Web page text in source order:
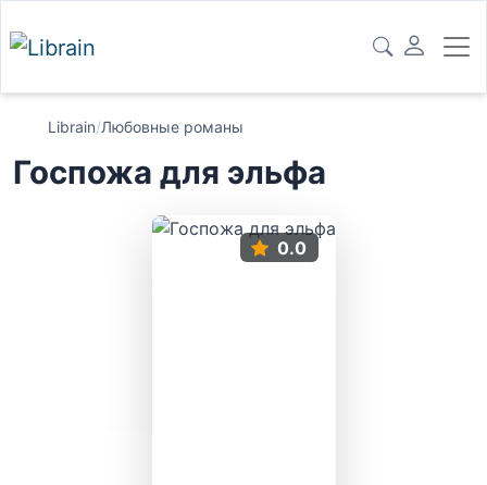
Librain/Любовные романы
Госпожа для эльфа
0.0